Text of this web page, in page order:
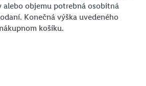
objemu potrebná osobitná
Konečná výška uvedeného
košíku.